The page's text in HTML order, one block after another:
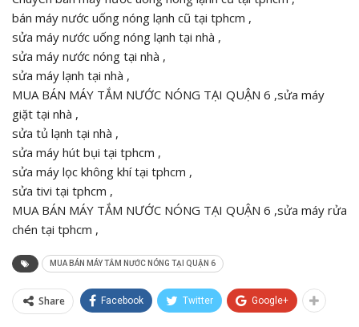
bán máy nước uống nóng lạnh cũ tại tphcm ,
sửa máy nước uống nóng lạnh tại nhà ,
sửa máy nước nóng tại nhà ,
sửa máy lạnh tại nhà ,
MUA BÁN MÁY TẮM NƯỚC NÓNG TẠI QUẬN 6 ,sửa máy
giặt tại nhà ,
sửa tủ lạnh tại nhà ,
sửa máy hút bụi tại tphcm ,
sửa máy lọc không khí tại tphcm ,
sửa tivi tại tphcm ,
MUA BÁN MÁY TẮM NƯỚC NÓNG TẠI QUẬN 6 ,sửa máy rửa
chén tại tphcm ,
MUA BÁN MÁY TẮM NƯỚC NÓNG TẠI QUẬN 6
Share Facebook Twitter Google+